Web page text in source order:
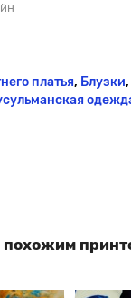
платья, Блузки,
похожим